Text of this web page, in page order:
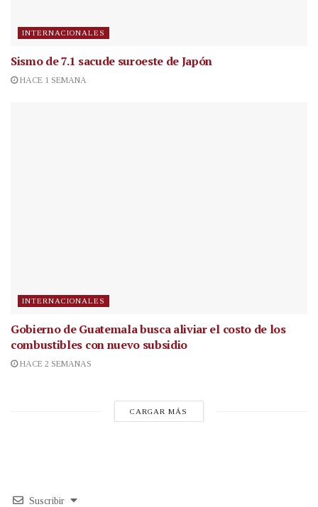
INTERNACIONALES
Sismo de 7.1 sacude suroeste de Japón
HACE 1 SEMANA
INTERNACIONALES
Gobierno de Guatemala busca aliviar el costo de los
combustibles con nuevo subsidio
HACE 2 SEMANAS
CARGAR MÁS
Suscribir